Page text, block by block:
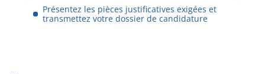
Présentez les pièces justificatives exigées et
transmettez votre dossier de candidature